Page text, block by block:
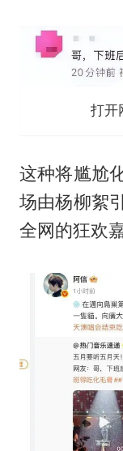
打开
这种将尴尬
场由杨柳絮
全网的狂欢